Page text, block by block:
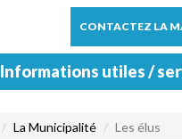
CONTACTEZ LA
Informations utiles /
La Municipalité Les élus